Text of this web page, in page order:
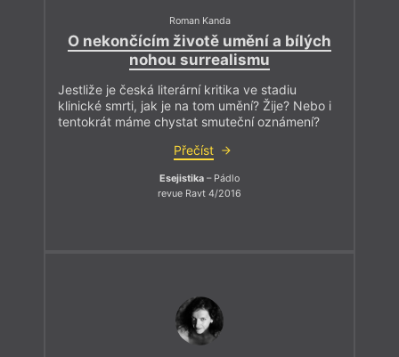
Roman Kanda
O nekončícím životě umění a bílých
nohou surrealismu
Jestliže je česká literární kritika ve stadiu
klinické smrti, jak je na tom umění? Žije? Nebo i
tentokrát máme chystat smuteční oznámení?
Přečíst
Esejistika – Pádlo
revue Ravt 4/2016